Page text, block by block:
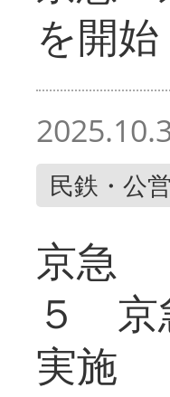
を開始
民鉄・公
京急
５ 京
実施